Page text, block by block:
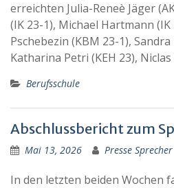
erreichten Julia-Reneè Jäger
(IK 23-1), Michael Hartmann (IK
Pschebezin (KBM 23-1),
Katharina Petri (KEH 23),
Berufsschule
Abschlussbericht zum
Mai 13, 2026 Presse Sprecher
In den letzten beiden Wochen